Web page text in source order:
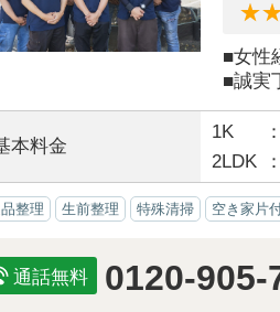
■女性
■誠実
本料金
1K
2LDK
整理 生前整理 特殊清掃 空き家片
通話無料 0120-905-